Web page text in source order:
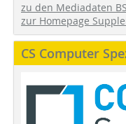
zu den Mediadaten
zur Homepage
CS Computer